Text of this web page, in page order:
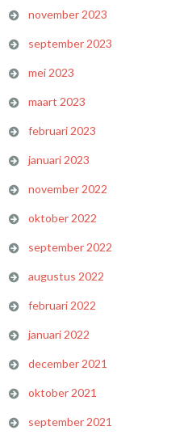
november 2023
september 2023
mei 2023
maart 2023
februari 2023
januari 2023
november 2022
oktober 2022
september 2022
augustus 2022
februari 2022
januari 2022
december 2021
oktober 2021
september 2021